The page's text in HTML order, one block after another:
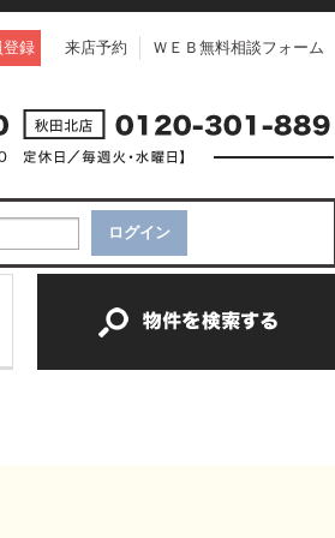
登録 来店予約 ＷＥＢ無料相談フォーム